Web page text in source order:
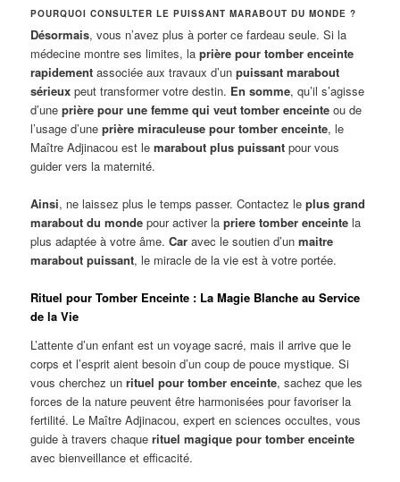
POURQUOI CONSULTER LE PUISSANT MARABOUT DU MONDE ?
Désormais, vous n’avez plus à porter ce fardeau seule. Si la
médecine montre ses limites, laprière pour tomber enceinte
rapidement associée aux travaux d’unpuissant marabout
sérieux peut transformer votre destin. En somme, qu’il s’agisse
d’uneprière pour une femme qui veut tomber enceinte ou de
l’usage d’uneprière miraculeuse pour tomber enceinte, le
Maître Adjinacou est lemarabout plus puissant pour vous
guider vers la maternité.
Ainsi, ne laissez plus le temps passer. Contactez leplus grand
marabout du monde pour activer lapriere tomber enceinte la
plus adaptée à votre âme.Car avec le soutien d’unmaitre
marabout puissant, le miracle de la vie est à votre portée.
Rituel pour Tomber Enceinte : La Magie Blanche au Service
de la Vie
L’attente d’un enfant est un voyage sacré, mais il arrive que le
corps et l’esprit aient besoin d’un coup de pouce mystique. Si
vous cherchez unrituel pour tomber enceinte, sachez que les
forces de la nature peuvent être harmonisées pour favoriser la
fertilité. Le Maître Adjinacou, expert en sciences occultes, vous
guide à travers chaquerituel magique pour tomber enceinte
avec bienveillance et efficacité.